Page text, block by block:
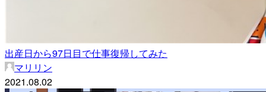
出産日から97日目で仕事復帰してみた
マリリン
2021.08.02